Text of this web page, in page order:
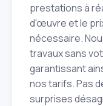
prestations à
d'œuvre et le
nécessaire.
travaux sans
garantissant
nos tarifs. Pas
surprises